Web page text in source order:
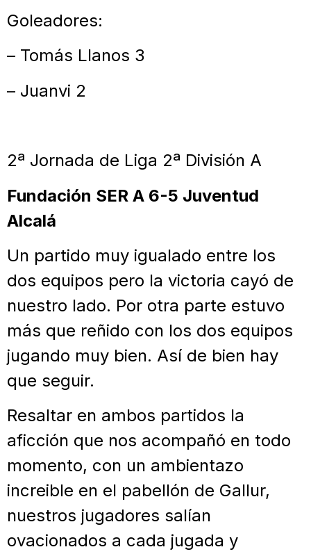
Goleadores:
– Tomás Llanos 3
– Juanvi 2
2ª Jornada de Liga 2ª División A
Fundación SER A 6-5 Juventud
Alcalá
Un partido muy igualado entre los
dos equipos pero la victoria cayó de
nuestro lado. Por otra parte estuvo
más que reñido con los dos equipos
jugando muy bien. Así de bien hay
que seguir.
Resaltar en ambos partidos la
aficción que nos acompañó en todo
momento, con un ambientazo
increible en el pabellón de Gallur,
nuestros jugadores salían
ovacionados a cada jugada y